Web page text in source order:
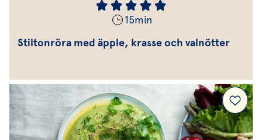
15min
Stiltonröra med äpple, krasse och valnötter